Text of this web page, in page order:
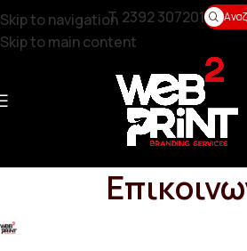
Skip to navigation
Skip to main content
T. 2392 307201